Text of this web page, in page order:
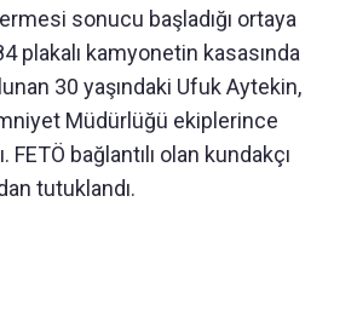
sonucu başladığı ortaya
plakalı kamyonetin kasasında
30 yaşındaki Ufuk Aytekin,
Müdürlüğü ekiplerince
FETÖ bağlantılı olan kundakçı
tutuklandı.